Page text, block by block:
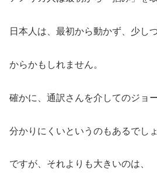
日本人は、最初から動かず、少し
からかもしれません。
確かに、通訳さんを介してのジョ
分かりにくいというのもあるでしょ
ですが、それよりも大きいのは、